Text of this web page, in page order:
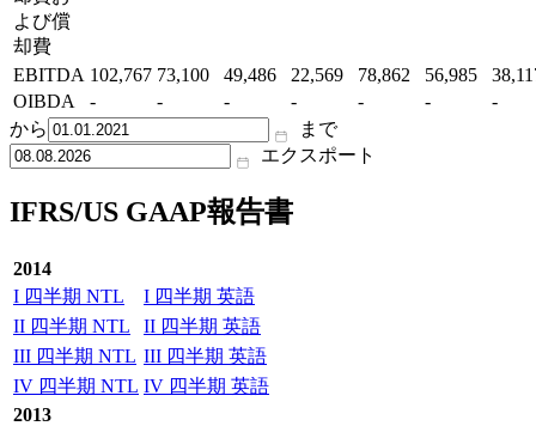
よび償
却費
EBITDA 102,767 73,100 49,486 22,569 78,862 56,985
OIBDA
- - - - - -
-
から
まで
エクスポート
IFRS/US GAAP報告書
2014
I 四半期 NTL
I 四半期 英語
II 四半期 NTL
II 四半期 英語
III 四半期 NTL III 四半期 英語
IV 四半期 NTL IV 四半期 英語
2013